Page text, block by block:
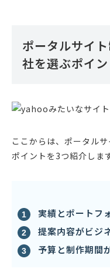
ポータルサイ
社を選ぶポイ
ここからは、ポータル
ポイントを3つ紹介します
実績とポートフ
提案内容がビジ
予算と制作期間